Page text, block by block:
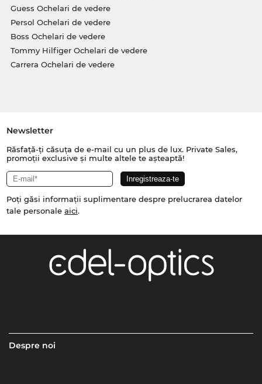
Guess Ochelari de vedere
Persol Ochelari de vedere
Boss Ochelari de vedere
Tommy Hilfiger Ochelari de vedere
Carrera Ochelari de vedere
Newsletter
Răsfață-ți căsuța de e-mail cu un plus de lux. Private Sales,
promoții exclusive și multe altele te așteaptă!
Poți găsi informații suplimentare despre prelucrarea datelor
tale personale aici.
Despre noi